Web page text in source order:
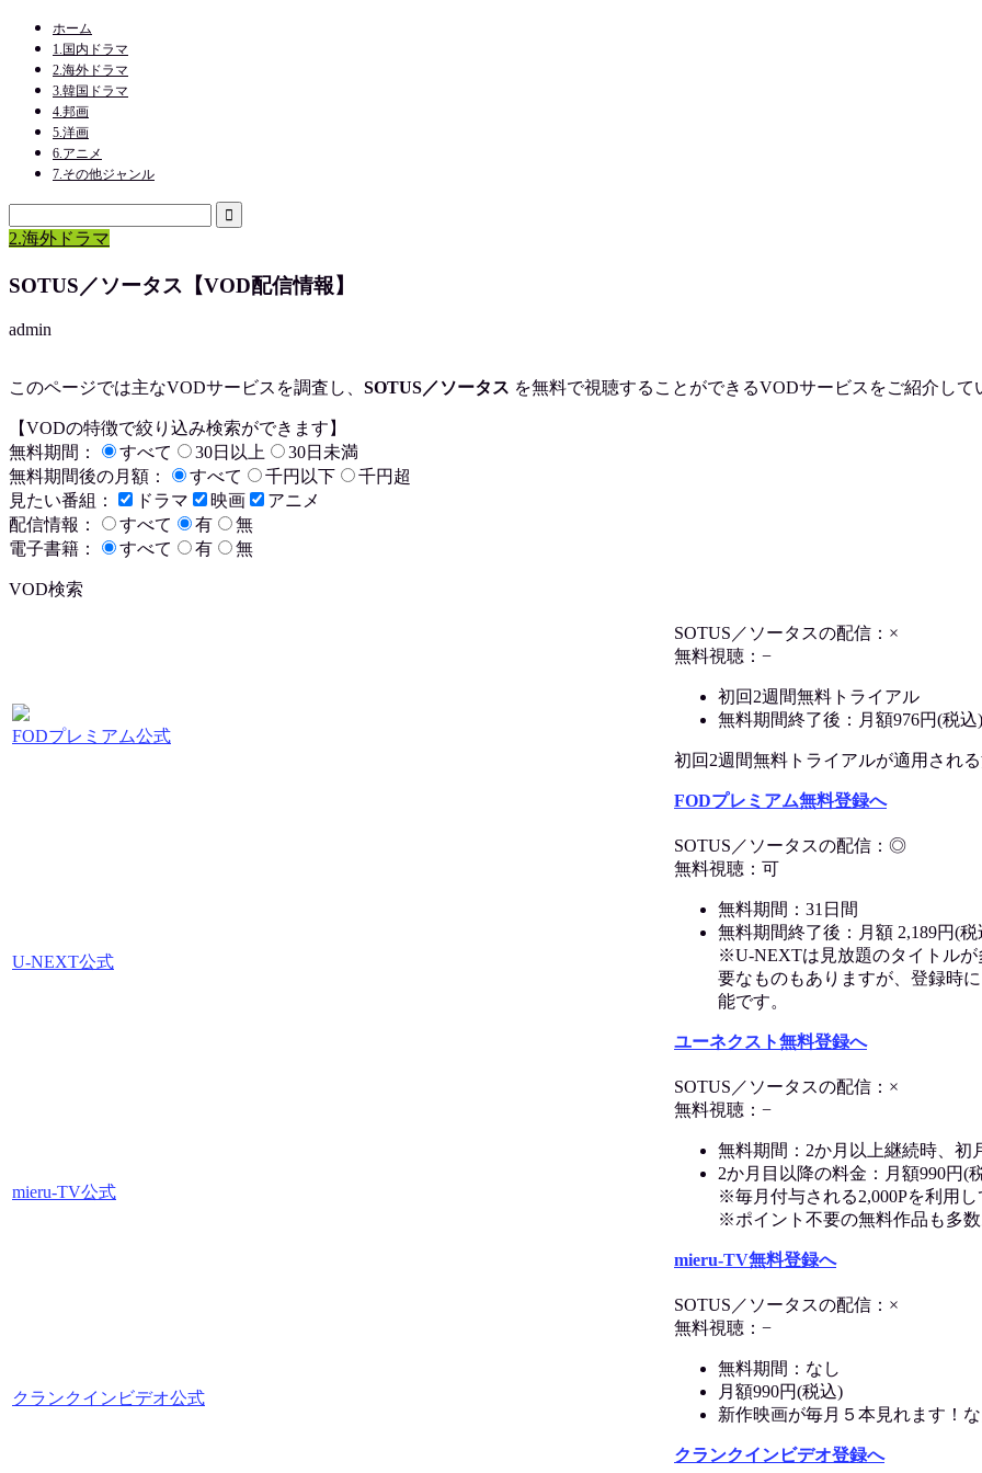
ホーム
1.国内ドラマ
2.海外ドラマ
3.韓国ドラマ
4.邦画
5.洋画
6.アニメ
7.その他ジャンル
2.海外ドラマ
SOTUS／ソータス【VOD配信情報】
admin
このページでは主なVODサービスを調査し、 SOTUS／ソータス を無料で視聴することができるVODサービスをご紹介して
【VODの特徴で絞り込み検索ができます】
無料期間：
すべて 30日以上
30日未満
無料期間後の月額：
すべて 千円以下
千円超
見たい番組：
ドラマ 映画
アニメ
配信情報：
すべて 有
無
電子書籍：
すべて 有 無
VOD検索
FODプレミアム公式
SOTUS／ソータスの配信：×
無料視聴：−
初回2週間無料トライアル
無料期間終了後：月額976円(税込)
初回2週間無料トライアルが適用され
FODプレミアム無料登録へ
U-NEXT公式
SOTUS／ソータスの配信：◎
無料視聴：可
無料期間：31日間
無料期間終了後：月額 2,189円(税
※U-NEXTは見放題のタイトル
要なものもありますが、登録時
能です。
ユーネクスト無料登録へ
mieru-TV公式
SOTUS／ソータスの配信：×
無料視聴：−
無料期間：2か月以上継続時、初
2か月目以降の料金：月額990円(
※毎月付与される2,000Pを利用
※ポイント不要の無料作品も多
mieru-TV無料登録へ
クランクインビデオ公式
SOTUS／ソータスの配信：×
無料視聴：−
無料期間：なし
月額990円(税込)
新作映画が毎月５本見れます！
クランクインビデオ登録へ